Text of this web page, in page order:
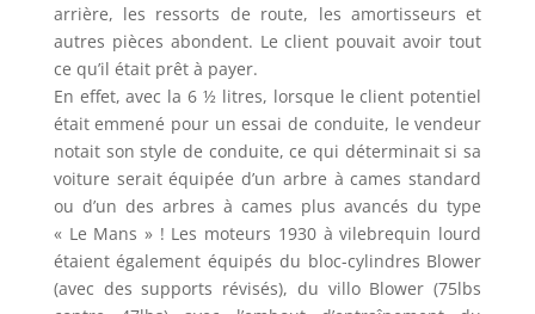
arrière, les ressorts de route, les amortisseurs et
autres pièces abondent. Le client pouvait avoir tout
ce qu’il était prêt à payer.
En effet, avec la 6 ½ litres, lorsque le client potentiel
était emmené pour un essai de conduite, le vendeur
notait son style de conduite, ce qui déterminait si sa
voiture serait équipée d’un arbre à cames standard
ou d’un des arbres à cames plus avancés du type
« Le Mans » ! Les moteurs 1930 à vilebrequin lourd
étaient également équipés du bloc-cylindres Blower
(avec des supports révisés), du villo Blower (75lbs